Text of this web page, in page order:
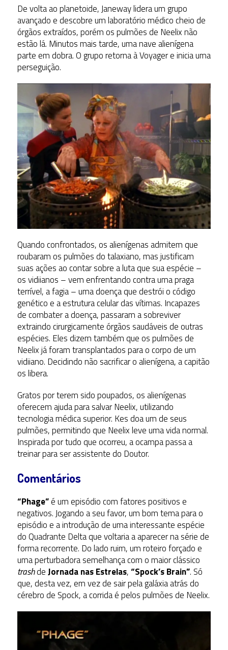
De volta ao planetoide, Janeway lidera um grupo
avançado e descobre um laboratório médico cheio de
órgãos extraídos, porém os pulmões de Neelix não
estão lá. Minutos mais tarde, uma nave alienígena
parte em dobra. O grupo retorna à Voyager e inicia uma
perseguição.
Quando confrontados, os alienígenas admitem que
roubaram os pulmões do talaxiano, mas justificam
suas ações ao contar sobre a luta que sua espécie –
os vidiianos – vem enfrentando contra uma praga
terrível, a fagia – uma doença que destrói o código
genético e a estrutura celular das vítimas. Incapazes
de combater a doença, passaram a sobreviver
extraindo cirurgicamente órgãos saudáveis de outras
espécies. Eles dizem também que os pulmões de
Neelix já foram transplantados para o corpo de um
vidiiano. Decidindo não sacrificar o alienígena, a capitão
os libera.
Gratos por terem sido poupados, os alienígenas
oferecem ajuda para salvar Neelix, utilizando
tecnologia médica superior. Kes doa um de seus
pulmões, permitindo que Neelix leve uma vida normal.
Inspirada por tudo que ocorreu, a ocampa passa a
treinar para ser assistente do Doutor.
Comentários
“Phage”é um episódio com fatores positivos e
negativos. Jogando a seu favor, um bom tema para o
episódio e a introdução de uma interessante espécie
do Quadrante Delta que voltaria a aparecer na série de
forma recorrente. Do lado ruim, um roteiro forçado e
uma perturbadora semelhança com o maior clássico
trashdeJornada nas Estrelas,“Spock’s Brain”. Só
que, desta vez, em vez de sair pela galáxia atrás do
cérebro de Spock, a corrida é pelos pulmões de Neelix.